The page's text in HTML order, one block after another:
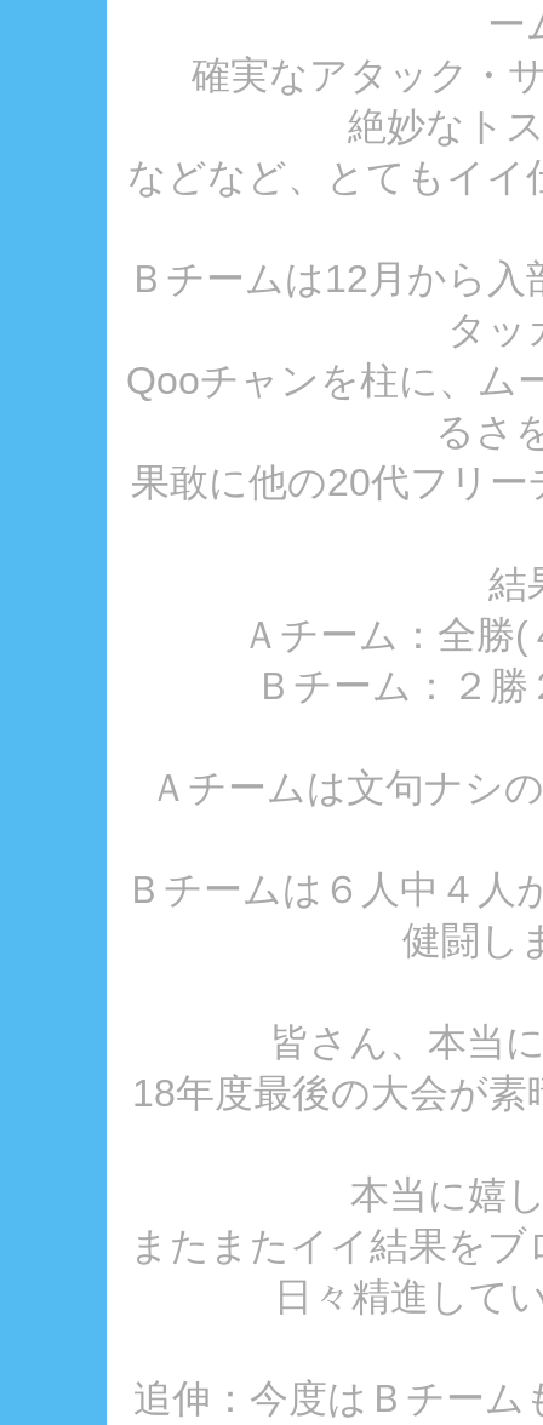
ー
確実なアタック・
絶妙なト
などなど、とてもイ
Ｂチームは12月から
タッ
Qooチャンを柱に、ム
るさ
果敢に他の20代フリ
Ａチーム：全勝
Ｂチーム：２
Ａチームは文句ナシ
Ｂチームは６人中４人
健闘し
皆さん、本当
18年度最後の大会が
本当に嬉
またまたイイ結果を
日々精進して
追伸：今度はＢチー